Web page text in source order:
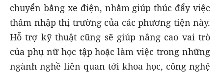
chuyển bằng xe điện, nhằm giúp thúc đẩy việc
thâm nhập thị trường của các phương tiện này.
Hỗ trợ kỹ thuật cũng sẽ giúp nâng cao vai trò
của phụ nữ học tập hoặc làm việc trong những
ngành nghề liên quan tới khoa học, công nghệ